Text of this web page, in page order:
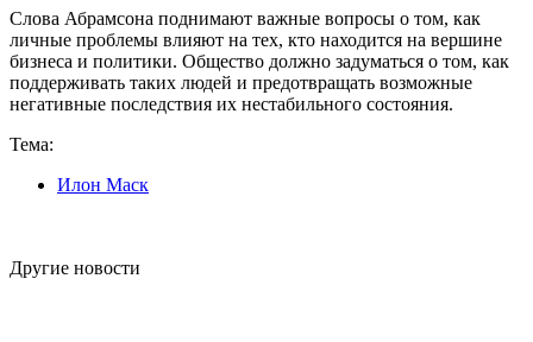
Слова Абрамсона поднимают важные вопросы о том, как
личные проблемы влияют на тех, кто находится на вершине
бизнеса и политики. Общество должно задуматься о том, как
поддерживать таких людей и предотвращать возможные
негативные последствия их нестабильного состояния.
Тема:
Илон Маск
Другие новости